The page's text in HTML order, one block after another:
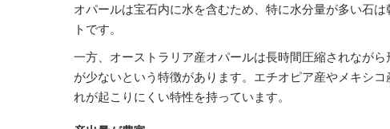
オパールは宝石内に水を含むため、特に水分量が多い石
トです。
一方、オーストラリア産オパールは長時間圧縮されなが
が少ないという特徴があります。エチオピア産やメキシ
れが起こりにくい特性を持っています。